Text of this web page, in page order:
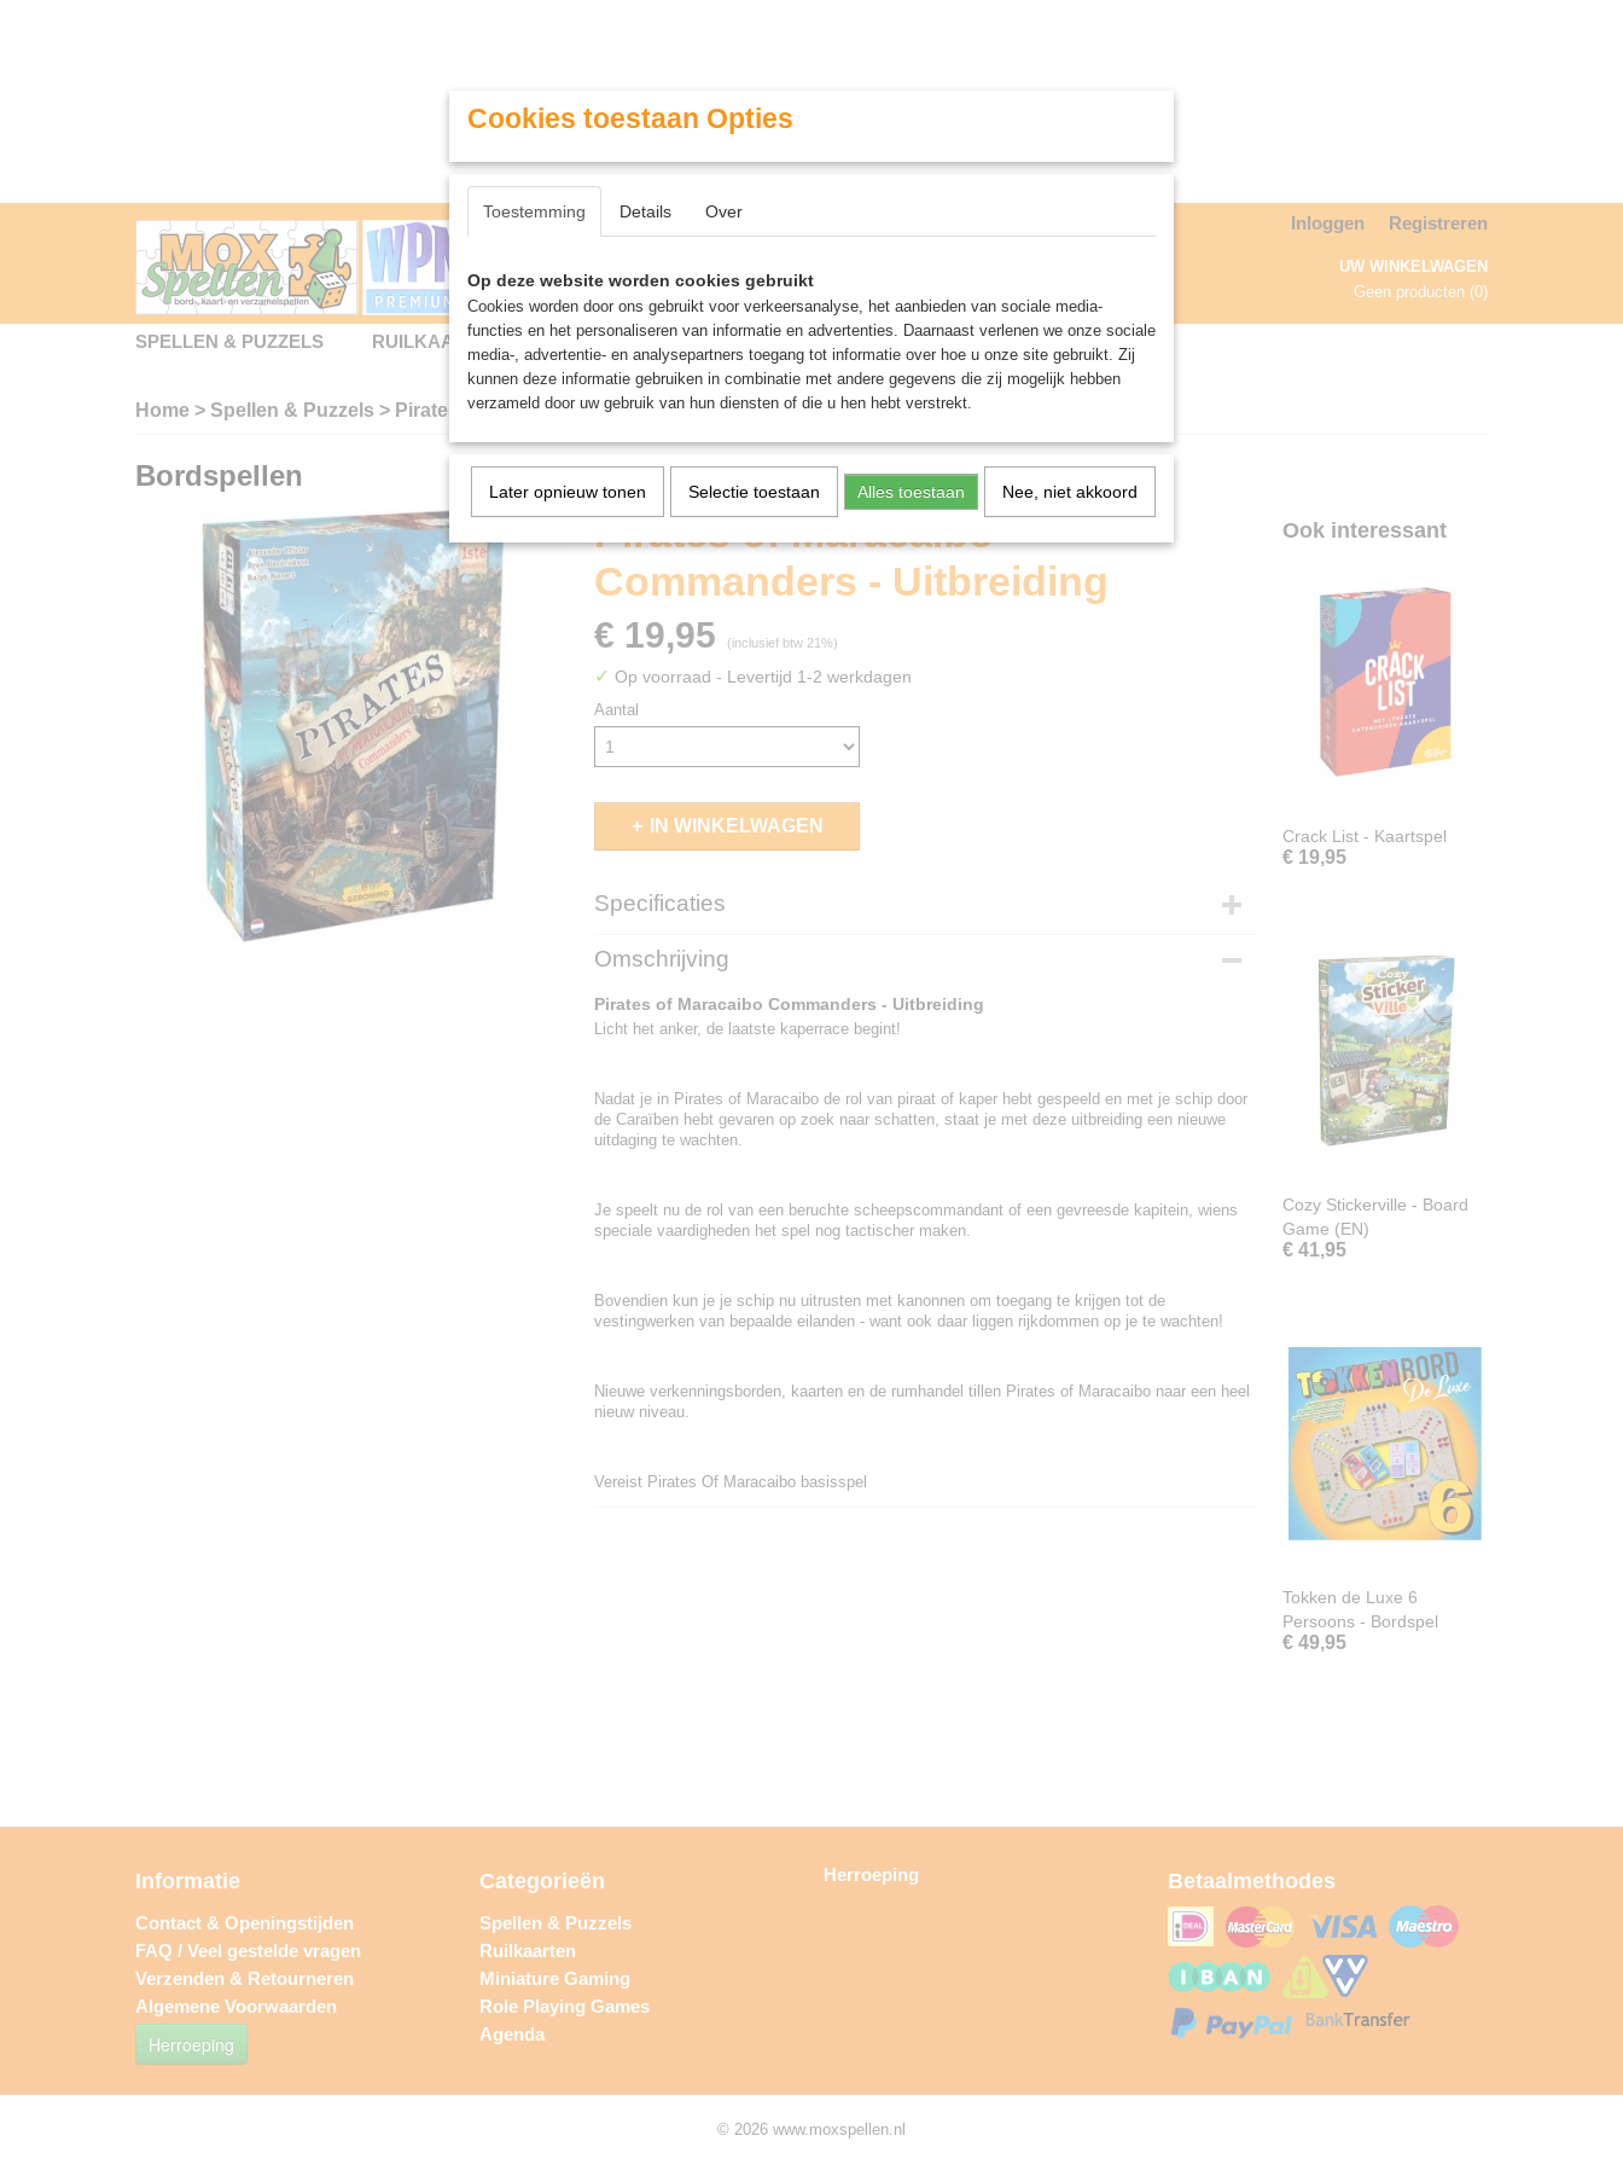
Contact & Openingstijden Inloggen Registreren
UW WINKELWAGEN
Geen producten (0)
SPELLEN & PUZZELS RUILKAARTEN MINIATURE GAMING ROLE PLAYING GAMES AGENDA
Home > Spellen & Puzzels > Pirates of Maracaibo Commanders - Uitbreiding
Bordspellen
Pirates of Maracaibo
Commanders - Uitbreiding
€ 19,95 (inclusief btw 21%)
✓ Op voorraad - Levertijd 1-2 werkdagen
Aantal
IN WINKELWAGEN
Specificaties
EAN code
Omschrijving
Pirates of Maracaibo Commanders - Uitbreiding
Licht het anker, de laatste kaperrace begint!
Nadat je in Pirates of Maracaibo de rol van piraat of kaper hebt gespeeld en met je schip door
de Caraïben hebt gevaren op zoek naar schatten, staat je met deze uitbreiding een nieuwe
uitdaging te wachten.
Je speelt nu de rol van een beruchte scheepscommandant of een gevreesde kapitein, wiens
speciale vaardigheden het spel nog tactischer maken.
Bovendien kun je je schip nu uitrusten met kanonnen om toegang te krijgen tot de
vestingwerken van bepaalde eilanden - want ook daar liggen rijkdommen op je te wachten!
Nieuwe verkenningsborden, kaarten en de rumhandel tillen Pirates of Maracaibo naar een heel
nieuw niveau.
Vereist Pirates Of Maracaibo basisspel
Ook interessant
Crack List - Kaartspel
€ 19,95
Cozy Stickerville - Board
Game (EN)
€ 41,95
Tokken de Luxe 6
Persoons - Bordspel
€ 49,95
Informatie
Contact & Openingstijden
FAQ / Veel gestelde vragen
Verzenden & Retourneren
Algemene Voorwaarden
Herroeping
Categorieën
Spellen & Puzzels
Ruilkaarten
Miniature Gaming
Role Playing Games
Agenda
Herroeping Betaalmethodes
© 2026 www.moxspellen.nl
Cookies toestaan Opties
Toestemming Details Over
Op deze website worden cookies gebruikt
Cookies worden door ons gebruikt voor verkeersanalyse, het aanbieden van sociale media-
functies en het personaliseren van informatie en advertenties. Daarnaast verlenen we onze sociale
media-, advertentie- en analysepartners toegang tot informatie over hoe u onze site gebruikt. Zij
kunnen deze informatie gebruiken in combinatie met andere gegevens die zij mogelijk hebben
verzameld door uw gebruik van hun diensten of die u hen hebt verstrekt.
Later opnieuw tonen Selectie toestaan Alles toestaan Nee, niet akkoord